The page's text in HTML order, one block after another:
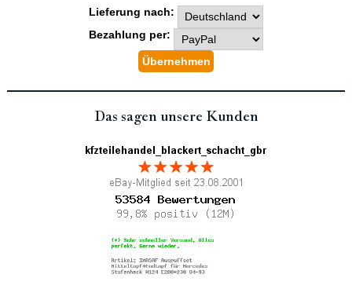
Lieferung nach:
Bezahlung per:
Das sagen unsere Kunden